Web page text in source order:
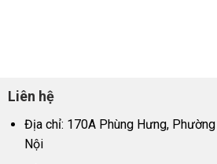
Liên hệ
Địa chỉ: 170A Phùng Hưng,
Nội